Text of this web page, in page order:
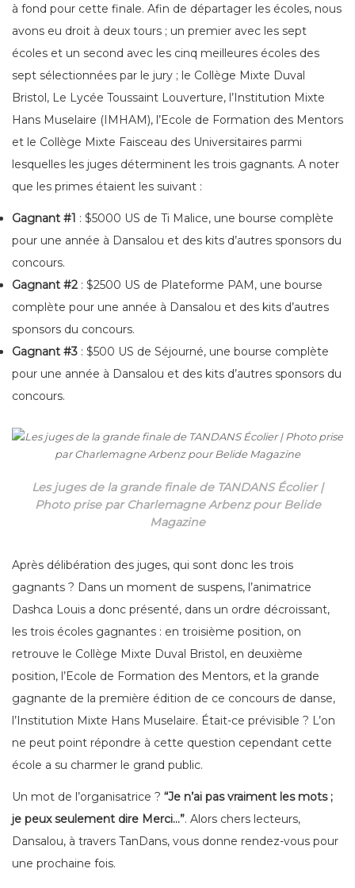
à fond pour cette finale. Afin de départager les écoles, nous
avons eu droit à deux tours ; un premier avec les sept
écoles et un second avec les cinq meilleures écoles des
sept sélectionnées par le jury ; le Collège Mixte Duval
Bristol, Le Lycée Toussaint Louverture, l’Institution Mixte
Hans Muselaire (IMHAM), l’Ecole de Formation des Mentors
et le Collège Mixte Faisceau des Universitaires parmi
lesquelles les juges déterminent les trois gagnants. A noter
que les primes étaient les suivant :
Gagnant #1 : $5000 US de Ti Malice, une bourse complète
pour une année à Dansalou et des kits d’autres sponsors du
concours.
Gagnant #2 : $2500 US de Plateforme PAM, une bourse
complète pour une année à Dansalou et des kits d’autres
sponsors du concours.
Gagnant #3 : $500 US de Séjourné, une bourse complète
pour une année à Dansalou et des kits d’autres sponsors du
concours.
Les juges de la grande finale de TANDANS Écolier |
Photo prise par Charlemagne Arbenz pour Belide
Magazine
Après délibération des juges, qui sont donc les trois
gagnants ? Dans un moment de suspens, l’animatrice
Dashca Louis a donc présenté, dans un ordre décroissant,
les trois écoles gagnantes : en troisième position, on
retrouve le Collège Mixte Duval Bristol, en deuxième
position, l’Ecole de Formation des Mentors, et la grande
gagnante de la première édition de ce concours de danse,
l’Institution Mixte Hans Muselaire. Était-ce prévisible ? L’on
ne peut point répondre à cette question cependant cette
école a su charmer le grand public.
Un mot de l’organisatrice ? “Je n’ai pas vraiment les mots ;
je peux seulement dire Merci…”. Alors chers lecteurs,
Dansalou, à travers TanDans, vous donne rendez-vous pour
une prochaine fois.